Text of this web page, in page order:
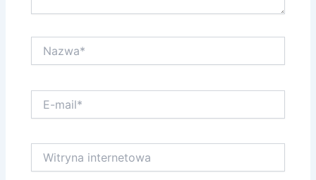
mail*
internetowa